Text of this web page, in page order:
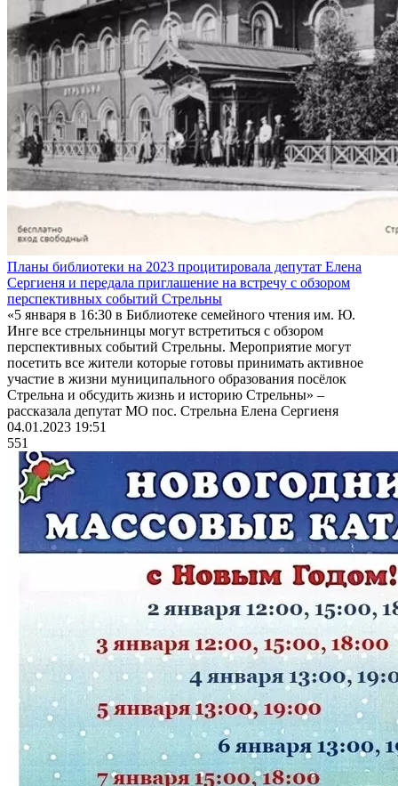
Планы библиотеки на 2023 процитировала депутат Елена
Сергиеня и передала приглашение на встречу с обзором
перспективных событий Стрельны
«5 января в 16:30 в Библиотеке семейного чтения им. Ю.
Инге все стрельнинцы могут встретиться с обзором
перспективных событий Стрельны. Мероприятие могут
посетить все жители которые готовы принимать активное
участие в жизни муниципального образования посёлок
Стрельна и обсудить жизнь и историю Стрельны» –
рассказала депутат МО пос. Стрельна Елена Сергиеня
04.01.2023 19:51
551